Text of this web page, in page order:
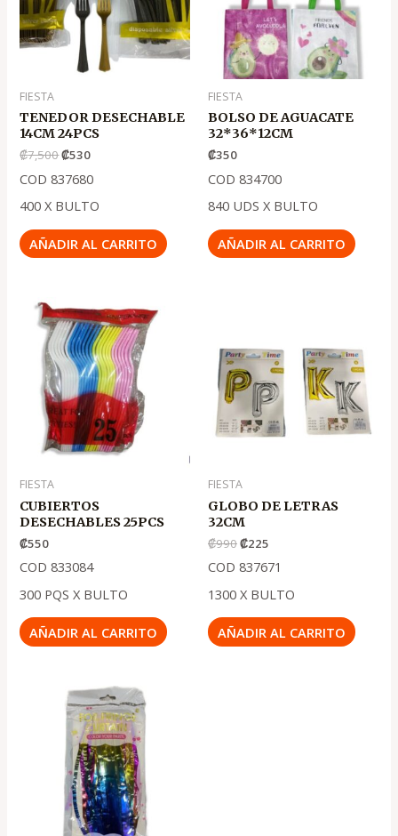
FIESTA
TENEDOR DESECHABLE
14CM 24PCS
₡7,500₡530
COD 837680
400 X BULTO
AÑADIR AL CARRITO
FIESTA
BOLSO DE AGUACATE
32*36*12CM
₡350
COD 834700
840 UDS X BULTO
AÑADIR AL CARRITO
FIESTA
CUBIERTOS
DESECHABLES 25PCS
₡550
COD 833084
300 PQS X BULTO
AÑADIR AL CARRITO
FIESTA
GLOBO DE LETRAS
32CM
₡990
era:
.
₡990
₡225
es:
.
₡225
COD 837671
1300 X BULTO
AÑADIR AL CARRITO
El
precio
original
era:
₡2,590
El
precio
actual
es:
.
₡400